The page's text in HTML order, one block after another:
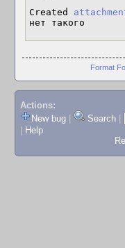
Created
нет такого
Format
Actions:
New bug
Search
Help